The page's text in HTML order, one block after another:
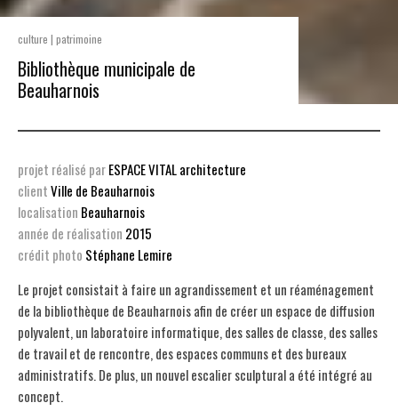
culture | patrimoine
Bibliothèque municipale de
Beauharnois
projet réalisé parESPACE VITAL architecture
clientVille de Beauharnois
localisation Beauharnois
année de réalisation 2015
crédit photo Stéphane Lemire
Le projet consistait à faire un agrandissement et un réaménagement
de la bibliothèque de Beauharnois afin de créer un espace de diffusion
polyvalent, un laboratoire informatique, des salles de classe, des salles
de travail et de rencontre, des espaces communs et des bureaux
administratifs. De plus, un nouvel escalier sculptural a été intégré au
concept.